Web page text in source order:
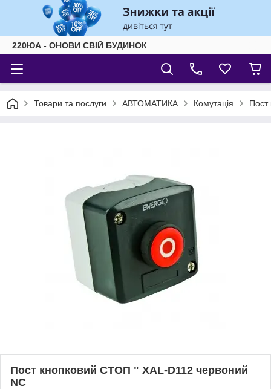
220ЮА - ОНОВИ СВІЙ БУДИНОК
Товари та послуги АВТОМАТИКА Комутація Пост
Пост кнопковий СТОП " XAL-D112 червоний
NC